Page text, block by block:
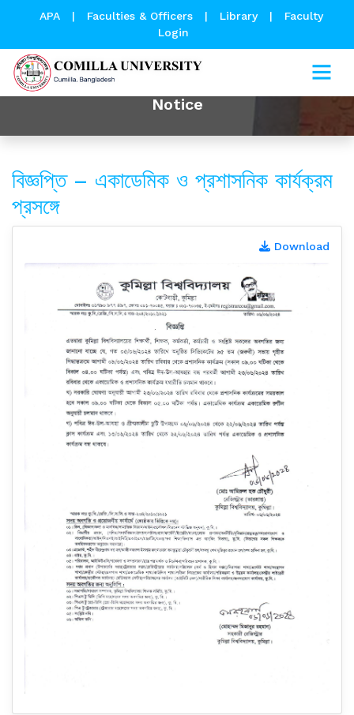
APA | Faculties & Officers | Library |
Faculty
Login
Notice
বিজ্ঞপ্তি – একাডেমিক ও প্রশাসনিক কার্যক্রম
প্রসঙ্গে
Download